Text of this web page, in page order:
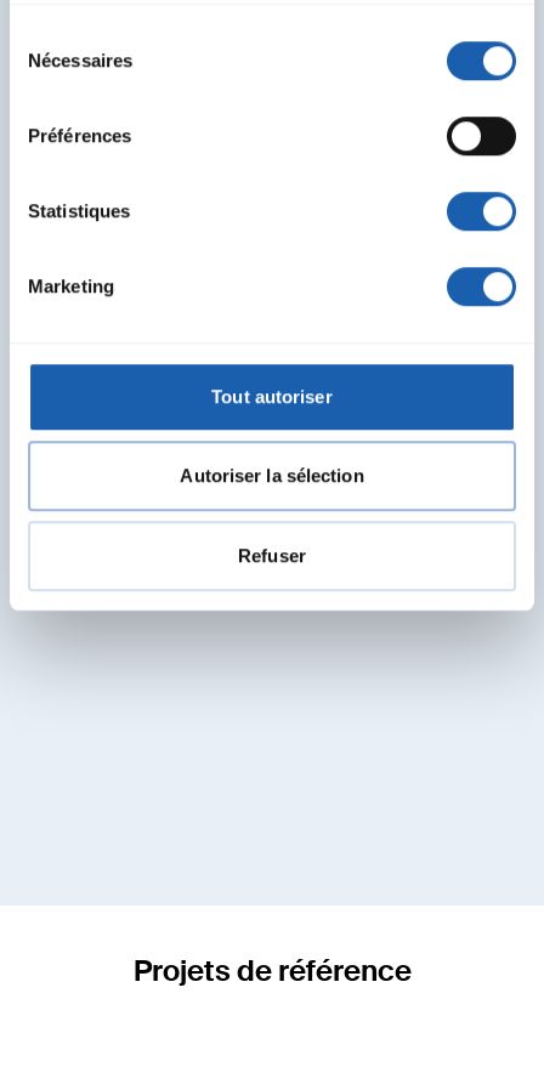
Nécessaires
Préférences
Statistiques
Marketing
Tout autoriser
Autoriser la sélection
Refuser
Chef de Team Installations de sécurité
Domaine Numérisation
markus.wachter@enotrac.com
+41 52 224 03 48
Projets de référence